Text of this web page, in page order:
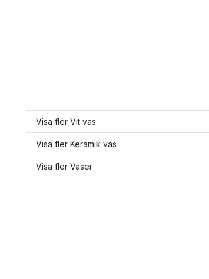
Visa fler Vit vas
Visa fler Keramik vas
Visa fler Vaser